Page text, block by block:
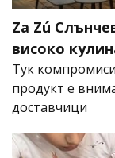
Za Zú
високо
Тук
продукт е
доставчици